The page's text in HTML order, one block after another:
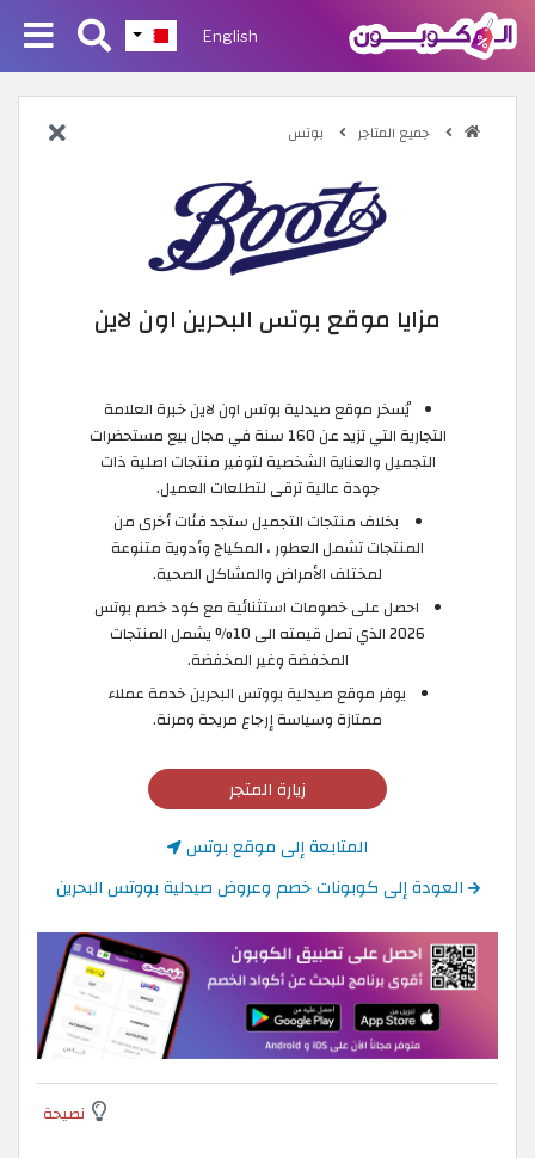
English
جميع المتاجر بوتس
مزايا موقع بوتس البحرين اون لاين
يُسخر موقع صيدلية بوتس اون لاين خبرة العلامة
التجارية التي تزيد عن 160 سنة في مجال بيع مستحضرات
التجميل والعناية الشخصية لتوفير منتجات اصلية ذات
جودة عالية ترقى لتطلعات العميل.
بخلاف منتجات التجميل ستجد فئات أخرى من
المنتجات تشمل العطور ، المكياج وأدوية متنوعة
لمختلف الأمراض والمشاكل الصحية.
احصل على خصومات استثنائية مع كود خصم بوتس
2026 الذي تصل قيمته الى 10% يشمل المنتجات
المخفضة وغير المخفضة.
يوفر موقع صيدلية بووتس البحرين خدمة عملاء
ممتازة وسياسة إرجاع مريحة ومرنة.
زيارة المتجر
المتابعة إلى موقع بوتس
العودة إلى كوبونات خصم وعروض صيدلية بووتس البحرين
نصيحة